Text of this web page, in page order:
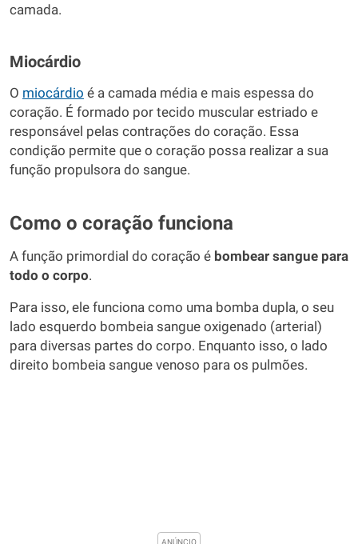
camada.
Miocárdio
O miocárdio é a camada média e mais espessa do
coração. É formado por tecido muscular estriado e
responsável pelas contrações do coração. Essa
condição permite que o coração possa realizar a sua
função propulsora do sangue.
Como o coração funciona
A função primordial do coração é bombear sangue para
todo o corpo.
Para isso, ele funciona como uma bomba dupla, o seu
lado esquerdo bombeia sangue oxigenado (arterial)
para diversas partes do corpo. Enquanto isso, o lado
direito bombeia sangue venoso para os pulmões.